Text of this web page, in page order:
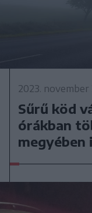
2023.
Sűrű köd
órákban
megyében